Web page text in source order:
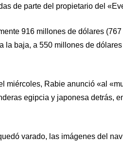
de parte del propietario del
916 millones de dólares
la baja, a 550 millones de
miércoles, Rabie anunció «al
egipcia y japonesa detrás,
varado, las imágenes del